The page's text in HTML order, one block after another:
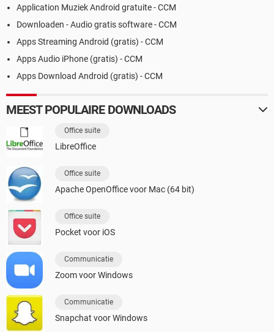
Application Muziek Android gratuite - CCM
Downloaden - Audio gratis software - CCM
Apps Streaming Android (gratis) - CCM
Apps Audio iPhone (gratis) - CCM
Apps Download Android (gratis) - CCM
MEEST POPULAIRE DOWNLOADS
Office suite
LibreOffice
Office suite
Apache OpenOffice voor Mac (64 bit)
Office suite
Pocket voor iOS
Communicatie
Zoom voor Windows
Communicatie
Snapchat voor Windows